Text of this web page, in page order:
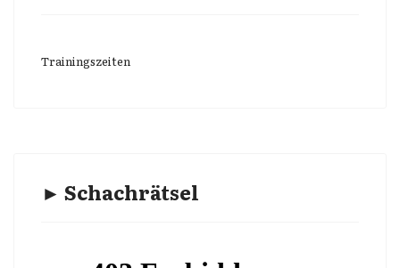
Trainingszeiten
► Schachrätsel